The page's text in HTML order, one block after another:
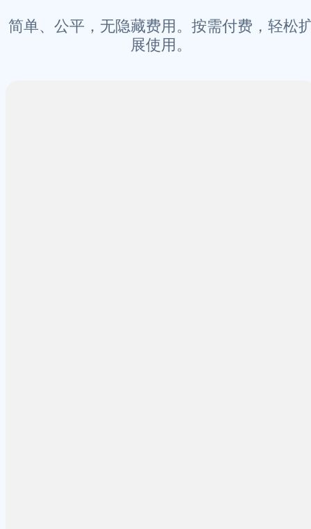
简单、公平，无隐藏费用。按需付费，轻松
展使用。